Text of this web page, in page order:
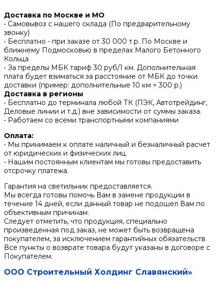
Доставка по Москве и МО
• Самовывоз с нашего склада (По предварительному
звонку)
• Бесплатно - при заказе от 30 000 т.р. По Москве и
ближнему Подмосковью в пределах Малого Бетонного
Кольца
• За пределы МБК тариф 30 руб/1 км. Дополнительная
плата будет взиматься за расстояние от МБК до точки
доставки (пример: дополнительные 10 км = 300 р.)
Доставка в регионы
• Бесплатно до терминала любой ТК (ПЭК, Автотрейдинг,
Деловые линии и т.д.) вне зависимости от суммы заказа.
• Работаем со всеми транспортными компаниями
Оплата:
• Мы принимаем к оплате наличный и безналичный расчет
от юридических и физических лиц.
• Нашим постоянным клиентам мы готовы предоставить
отсрочку платежа.
Гарантия на светильник предоставляется.
Мы всегда готовы помочь Вам в замене продукции в
течение 14 дней, если данный товар не подошел Вам по
объективным причинам.
Следует отметить, что продукция, специально
произведенная под заказ, не может быть возвращена
покупателем, за исключением гарантийных обязательств.
Все пункты о возврате товара будут указаны в договоре с
Покупателем.
ООО Строительный Холдинг Славянский»